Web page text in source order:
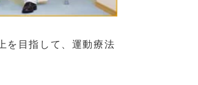
を目指して、運動療法